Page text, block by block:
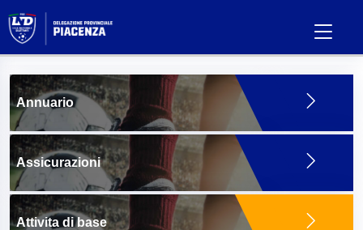
Annuario
Assicurazioni
Attivita di base